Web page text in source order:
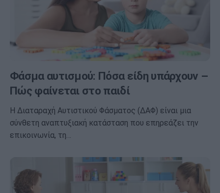
Φάσμα αυτισμού: Πόσα είδη υπάρχουν –
Πώς φαίνεται στο παιδί
Η Διαταραχή Αυτιστικού Φάσματος (ΔΑΦ) είναι μια
σύνθετη αναπτυξιακή κατάσταση που επηρεάζει την
επικοινωνία, τη…